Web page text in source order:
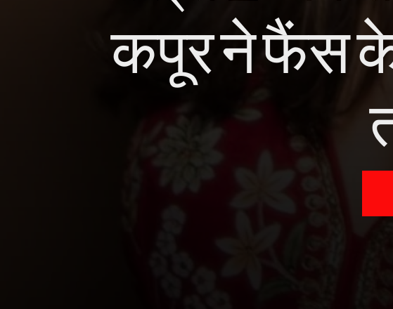
कपूर ने फैंस